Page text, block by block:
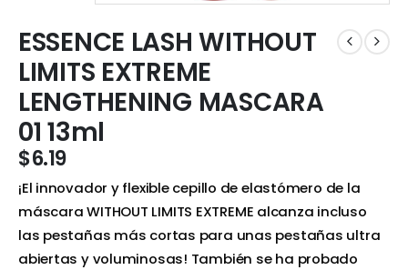
ESSENCE LASH WITHOUT
LIMITS EXTREME
LENGTHENING MASCARA
01 13ml
$6.19
¡El innovador y flexible cepillo de elastómero de la
máscara WITHOUT LIMITS EXTREME alcanza incluso
las pestañas más cortas para unas pestañas ultra
abiertas y voluminosas! También se ha probado